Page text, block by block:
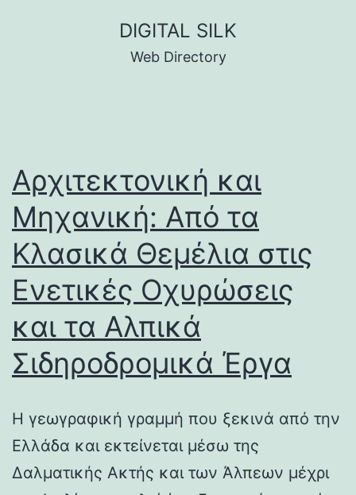
DIGITAL SILK
Web Directory
Αρχιτεκτονική και
Μηχανική: Από τα
Κλασικά Θεμέλια στις
Ενετικές Οχυρώσεις
και τα Αλπικά
Σιδηροδρομικά Έργα
Η γεωγραφική γραμμή που ξεκινά από την
Ελλάδα και εκτείνεται μέσω της
Δαλματικής Ακτής και των Άλπεων μέχρι